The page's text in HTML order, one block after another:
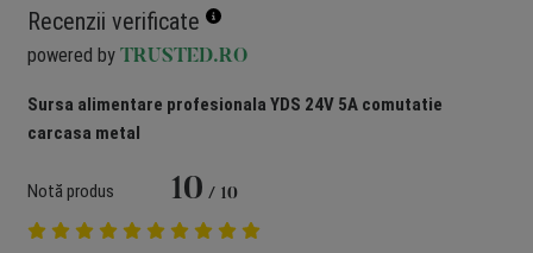
Recenzii verificate
powered by TRUSTED.RO
Sursa alimentare profesionala YDS 24V 5A comutatie
carcasa metal
Notă produs 10 / 10